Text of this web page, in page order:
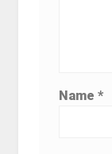
Name*